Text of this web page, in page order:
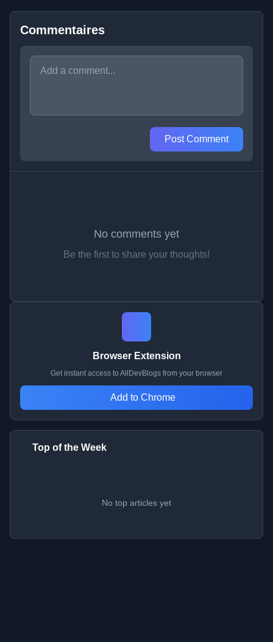
Commentaires
Post Comment
No comments yet
Be the first to share your thoughts!
Browser Extension
Get instant access to AllDevBlogs from your browser
Add to Chrome
Top of the Week
No top articles yet